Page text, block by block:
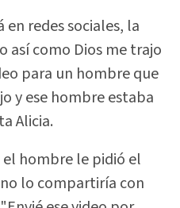
en redes sociales, la
así como Dios me trajo
para un hombre que
y ese hombre estaba
Alicia.
el hombre le pidió el
lo compartiría con